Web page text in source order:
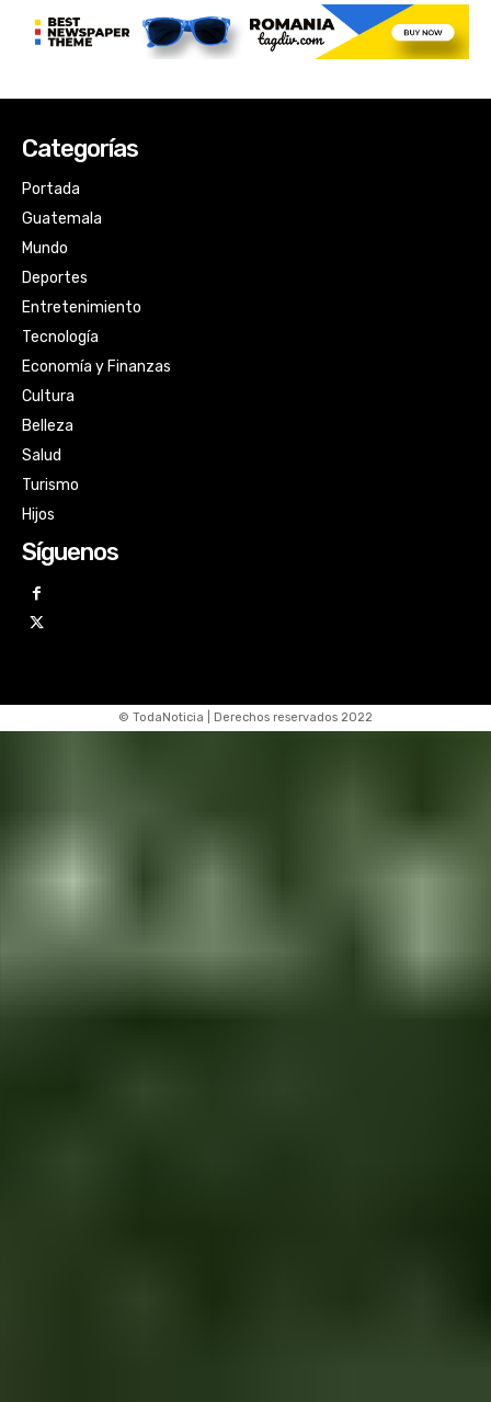
Categorías
Portada
Guatemala
Mundo
Deportes
Entretenimiento
Tecnología
Economía y Finanzas
Cultura
Belleza
Salud
Turismo
Hijos
Síguenos
© TodaNoticia | Derechos reservados 2022